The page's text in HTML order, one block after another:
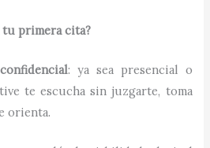
tu primera cita?
: ya sea presencial o
te escucha sin juzgarte, toma
orienta.